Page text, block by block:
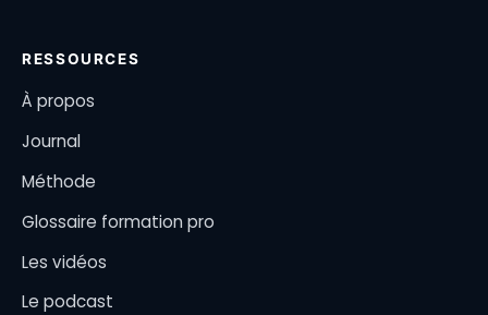
RESSOURCES
À propos
Journal
Méthode
Glossaire formation pro
Les vidéos
Le podcast